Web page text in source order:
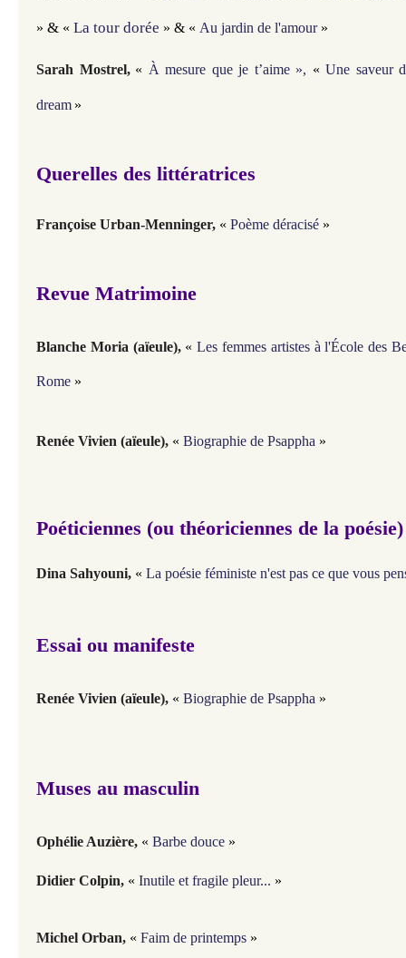
» & « La tour dorée » & « Au jardin de l'amour »
Sarah Mostrel, « À mesure que je t’aime », «Une saveur
dream »
Querelles des littératrices
Françoise Urban-Menninger, « Poème déracisé »
Revue Matrimoine
Blanche Moria (aïeule), «Les femmes artistes à l'École des
Rome »
Renée Vivien (aïeule), « Biographie de Psappha »
Poéticiennes (ou théoriciennes de la
Dina Sahyouni, « La poésie féministe n'est pas ce que vous
Essai ou manifeste
Renée Vivien (aïeule), « Biographie de Psappha »
Muses au masculin
Ophélie Auzière, « Barbe douce »
Didier Colpin, « Inutile et fragile pleur... »
Michel Orban, « Faim de printemps »